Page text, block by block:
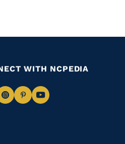
WITH NCPEDIA
Navigate
NavigateNavigate